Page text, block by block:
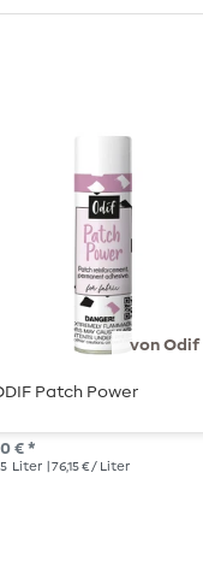
von Odif
Patch Power
€ *
Liter | 76,15 € / Liter